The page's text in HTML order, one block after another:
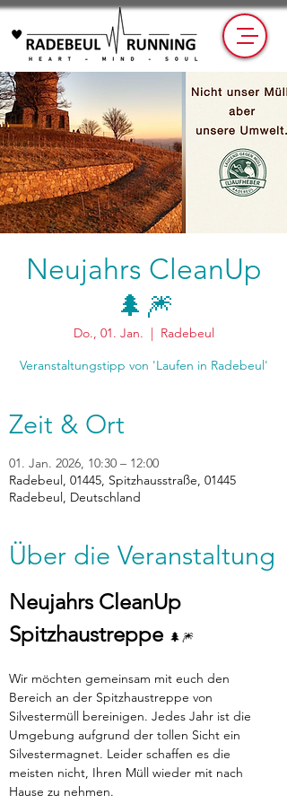
Neujahrs CleanUp
🌲🎆
Do., 01. Jan.
  |
Radebeul
Veranstaltungstipp von 'Laufen in Radebeul'
Zeit & Ort
01. Jan. 2026, 10:30 – 12:00
Radebeul, 01445, Spitzhausstraße, 01445
Radebeul, Deutschland
Über die Veranstaltung
Neujahrs CleanUp
Spitzhaustreppe 🌲🎆
Wir möchten gemeinsam mit euch den
Bereich an der Spitzhaustreppe von
Silvestermüll bereinigen. Jedes Jahr ist die
Umgebung aufgrund der tollen Sicht ein
Silvestermagnet. Leider schaffen es die
meisten nicht, Ihren Müll wieder mit nach
Hause zu nehmen.